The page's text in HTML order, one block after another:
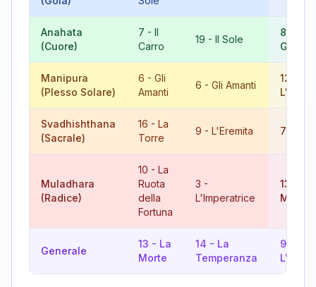
Anahata
(Cuore)
7 - Il
Carro
19 - Il Sole
8
Manipura
(Plesso Solare)
6 - Gli
Amanti
6 - Gli Amanti
12
Svadhishthana
(Sacrale)
16 - La
Torre
9 - L'Eremita 7
Muladhara
(Radice)
10 - La
Ruota
della
Fortuna
3 -
L'Imperatrice
13
Morte
Generale
13 - La
Morte
14 - La
Temperanza
9